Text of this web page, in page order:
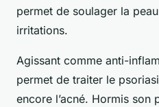
permet de soulager la
irritations.
Agissant comme anti-
permet de traiter le
encore l’acné. Hormis son